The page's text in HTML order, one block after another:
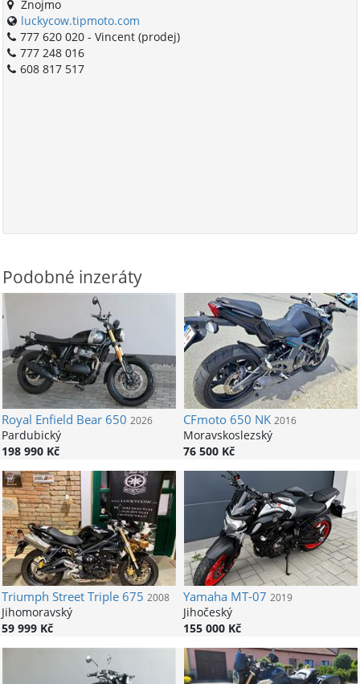
Znojmo
luckycow.tipmoto.com
777 620 020 - Vincent (prodej)
777 248 016
608 817 517
Podobné inzeráty
Royal Enfield Bear 650 2026
Pardubický
198 990 Kč
CFmoto650 NK 2016
Moravskoslezský
76 500 Kč
Triumph Street Triple 675 2008
Jihomoravský
59 999 Kč
YamahaMT-07 2019
Jihočeský
155 000 Kč